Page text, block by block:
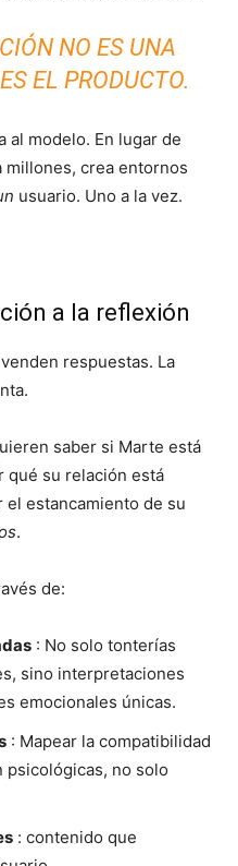
NO ES UNA
EL PRODUCTO.
al modelo. En lugar de
crea entornos
usuario. Uno a la vez.
a la reflexión
respuestas. La
saber si Marte está
qué su relación está
estancamiento de su
.
de:
: No solo tonterías
sino interpretaciones
emocionales únicas.
: Mapear la compatibilidad
psicológicas, no solo
: contenido que